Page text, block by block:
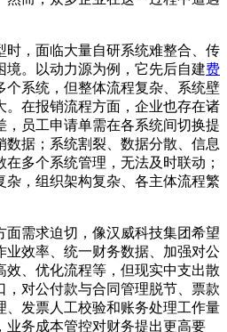
时，面临大量自研系统难整合、传
境。以动力源为例，它先后自建费
个系统，但整体流程复杂、系统壁
。在报销流程方面，企业也存在诸
，员工申请单需在各系统间切换提
据；系统割裂、数据分散、信息
多个系统管理，无法及时联动；
杂，组织架构复杂、各主体流程繁
面需求迫切，像汉威科技集团希望
业效率、统一财务数据、加强对公
效、优化流程等，但现实中支出散
，对公付款与合同管理脱节、票款
、发票人工校验和账务处理工作量
业务成本管控对财务提出更高要